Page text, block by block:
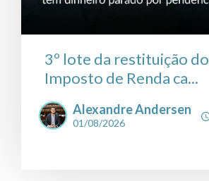
3º lote da restituição do
Imposto de Renda ca...
Alexandre Andersen
01/08/2026